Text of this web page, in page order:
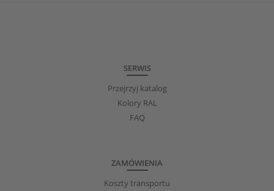
SERWIS
Przejrzyj katalog
Kolory RAL
FAQ
ZAMÓWIENIA
Koszty transportu